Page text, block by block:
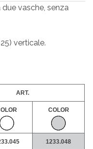
due vasche, senza
verticale.
ART.
COLOR
1233.048